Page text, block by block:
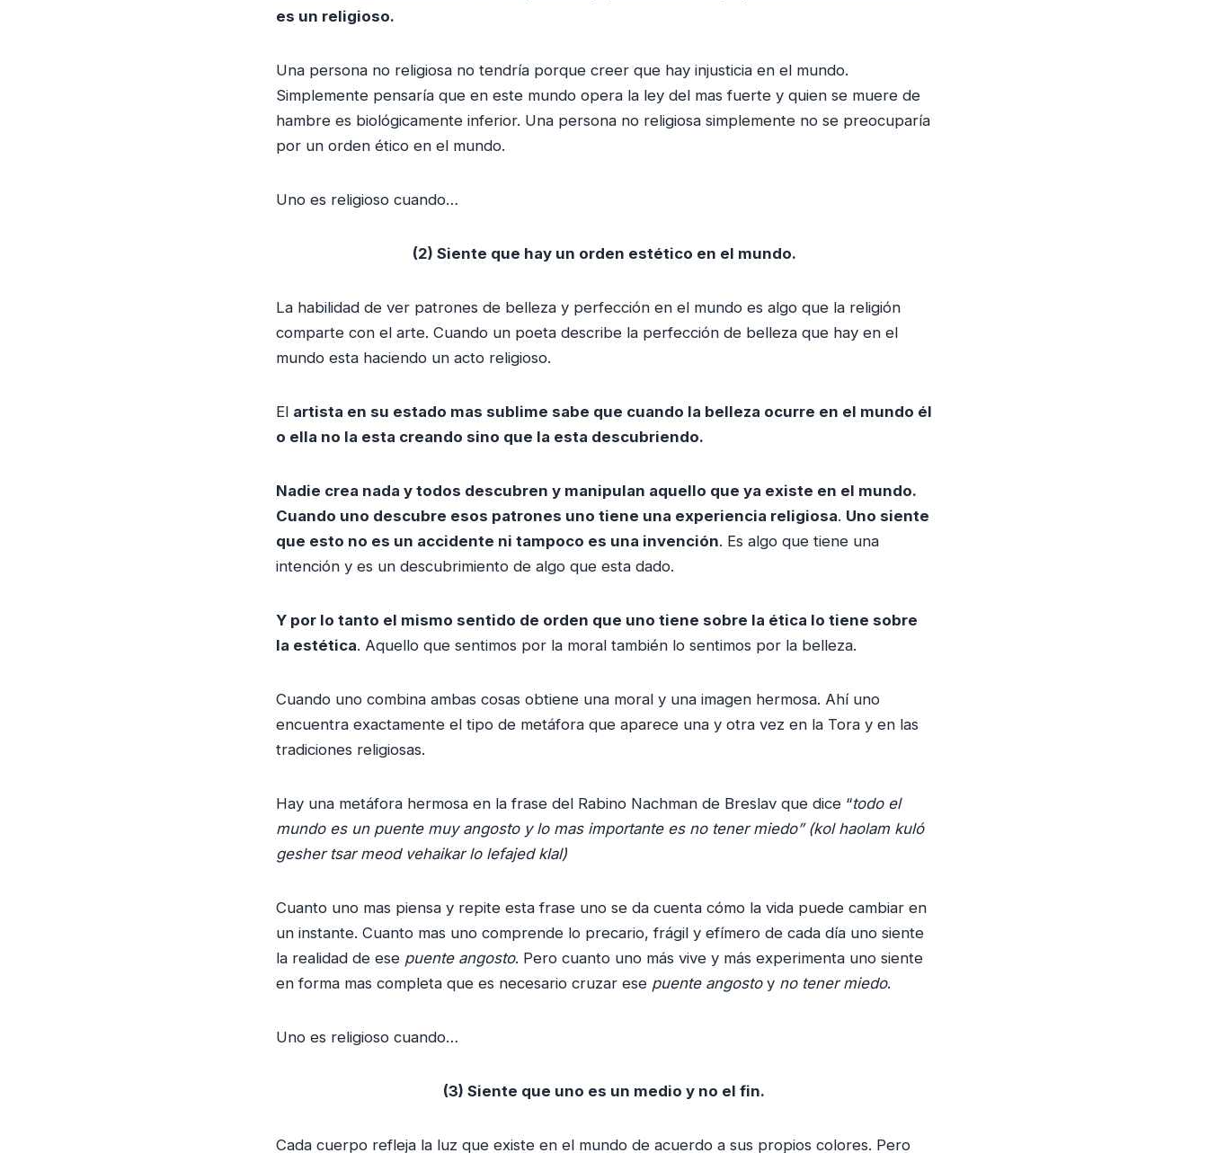
es un religioso.
Una persona no religiosa no tendría porque creer que hay injusticia en el mundo.
Simplemente pensaría que en este mundo opera la ley del mas fuerte y quien se muere de
hambre es biológicamente inferior. Una persona no religiosa simplemente no se preocuparía
por un orden ético en el mundo.
Uno es religioso cuando…
(2) Siente que hay un orden estético en el mundo.
La habilidad de ver patrones de belleza y perfección en el mundo es algo que la religión
comparte con el arte. Cuando un poeta describe la perfección de belleza que hay en el
mundo esta haciendo un acto religioso.
El artista en su estado mas sublime sabe que cuando la belleza ocurre en el mundo él
o ella no la esta creando sino que la esta descubriendo.
Nadie crea nada y todos descubren y manipulan aquello que ya existe en el mundo.
Cuando uno descubre esos patrones uno tiene una experiencia religiosa. Uno siente
que esto no es un accidente ni tampoco es una invención. Es algo que tiene una
intención y es un descubrimiento de algo que esta dado.
Y por lo tanto el mismo sentido de orden que uno tiene sobre la ética lo tiene sobre
la estética. Aquello que sentimos por la moral también lo sentimos por la belleza.
Cuando uno combina ambas cosas obtiene una moral y una imagen hermosa. Ahí uno
encuentra exactamente el tipo de metáfora que aparece una y otra vez en la Tora y en las
tradiciones religiosas.
Hay una metáfora hermosa en la frase del Rabino Nachman de Breslav que dice “todo el
mundo es un puente muy angosto y lo mas importante es no tener miedo” (kol haolam kuló
gesher tsar meod vehaikar lo lefajed klal)
Cuanto uno mas piensa y repite esta frase uno se da cuenta cómo la vida puede cambiar en
un instante. Cuanto mas uno comprende lo precario, frágil y efímero de cada día uno siente
la realidad de ese puente angosto. Pero cuanto uno más vive y más experimenta uno siente
en forma mas completa que es necesario cruzar ese puente angostoy no tener miedo.
Uno es religioso cuando…
(3) Siente que uno es un medio y no el fin.
Cada cuerpo refleja la luz que existe en el mundo de acuerdo a sus propios colores. Pero